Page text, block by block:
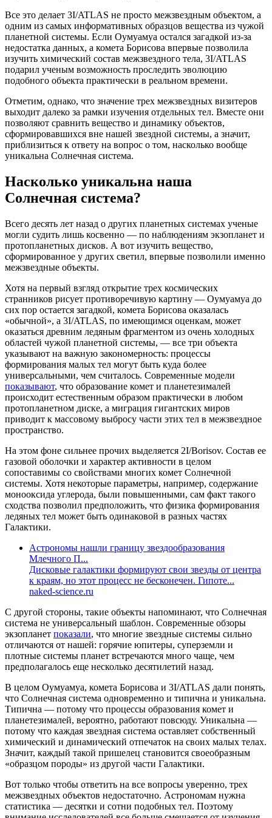
Все это делает 3I/ATLAS не просто межзвездным объектом, а
одним из самых информативных образцов вещества из чужой
планетной системы. Если Оумуамуа остался загадкой из-за
недостатка данных, а комета Борисова впервые позволила
изучить химический состав межзвездного тела, 3I/ATLAS
подарил ученым возможность проследить эволюцию
подобного объекта практически в реальном времени.
Отметим, однако, что значение трех межзвездных визитеров
выходит далеко за рамки изучения отдельных тел. Вместе они
позволяют сравнить вещество и динамику объектов,
сформировавшихся вне нашей звездной системы, а значит,
приблизиться к ответу на вопрос о том, насколько вообще
уникальна Солнечная система.
Насколько уникальна наша
Солнечная система?
Всего десять лет назад о других планетных системах ученые
могли судить лишь косвенно — по наблюдениям экзопланет и
протопланетных дисков. А вот изучить вещество,
сформированное у других светил, впервые позволили именно
межзвездные объекты.
Хотя на первый взгляд открытие трех космических
странников рисует противоречивую картину — Оумуамуа до
сих пор остается загадкой, комета Борисова оказалась
«обычной», а 3I/ATLAS, по имеющимся оценкам, может
оказаться древним ледяным фрагментом из очень холодных
областей чужой планетной системы, — все три объекта
указывают на важную закономерность: процессы
формирования малых тел могут быть куда более
универсальными, чем считалось. Современные модели
показывают, что образование комет и планетезималей
происходит естественным образом практически в любом
протопланетном диске, а миграция гигантских миров
приводит к массовому выбросу части этих тел в межзвездное
пространство.
На этом фоне сильнее прочих выделяется 2I/Borisov. Состав ее
газовой оболочки и характер активности в целом
сопоставимы со свойствами многих комет Солнечной
системы. Хотя некоторые параметры, например, содержание
монооксида углерода, были повышенными, сам факт такого
сходства позволил предположить, что физика формирования
ледяных тел может быть одинаковой в разных частях
Галактики.
Астрономы нашли границу звездообразования
Млечного П...
Дисковые галактики формируют свои звезды от центра
к краям, но этот процесс не бесконечен. Гипоте...
naked-science.ru
С другой стороны, такие объекты напоминают, что Солнечная
система не универсальный шаблон. Современные обзоры
экзопланет показали, что многие звездные системы сильно
отличаются от нашей: горячие юпитеры, суперземли и
плотные системы планет встречаются много чаще, чем
предполагалось еще несколько десятилетий назад.
В целом Оумуамуа, комета Борисова и 3I/ATLAS дали понять,
что Солнечная система одновременно и типична и уникальна.
Типична — потому что процессы образования комет и
планетезималей, вероятно, работают повсюду. Уникальна —
потому что каждая звездная система оставляет собственный
химический и динамический отпечаток на своих малых телах.
Значит, каждый такой пришелец становится своеобразным
«образцом породы» из другой части Галактики.
Вот только чтобы ответить на все вопросы уверенно, трех
межзвездных объектов недостаточно. Астрономам нужна
статистика — десятки и сотни подобных тел. Поэтому